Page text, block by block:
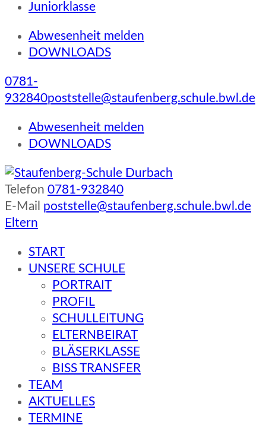
Juniorklasse
Abwesenheit melden
DOWNLOADS
0781-
932840poststelle@staufenberg.schule.bwl.de
Abwesenheit melden
DOWNLOADS
Staufenberg-Schule Durbach
Telefon 0781-932840
E-Mail poststelle@staufenberg.schule.bwl.de
Eltern
START
UNSERE SCHULE
PORTRAIT
PROFIL
SCHULLEITUNG
ELTERNBEIRAT
BLÄSERKLASSE
BISS TRANSFER
TEAM
AKTUELLES
TERMINE